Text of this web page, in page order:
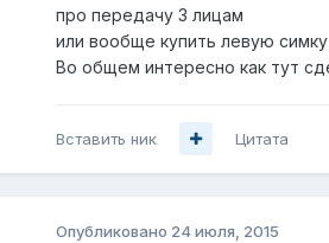
про передачу 3 лицам
или вообще купить левую
Во общем интересно как тут
Вставить ник Цитата
Опубликовано 24 июля, 2015